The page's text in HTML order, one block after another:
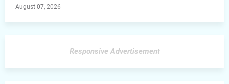
August 07, 2026
Responsive Advertisement